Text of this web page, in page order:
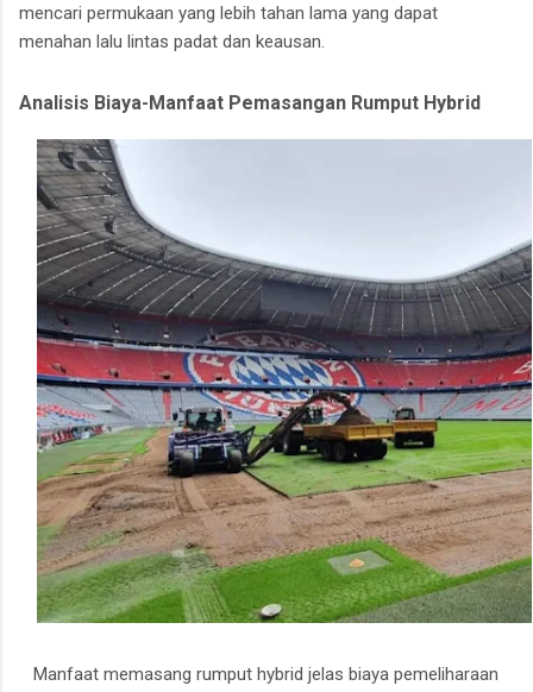
mencari permukaan yang lebih tahan lama yang dapat
menahan lalu lintas padat dan keausan.
Analisis Biaya-Manfaat Pemasangan Rumput Hybrid
Manfaat memasang rumput hybrid jelas biaya pemeliharaan